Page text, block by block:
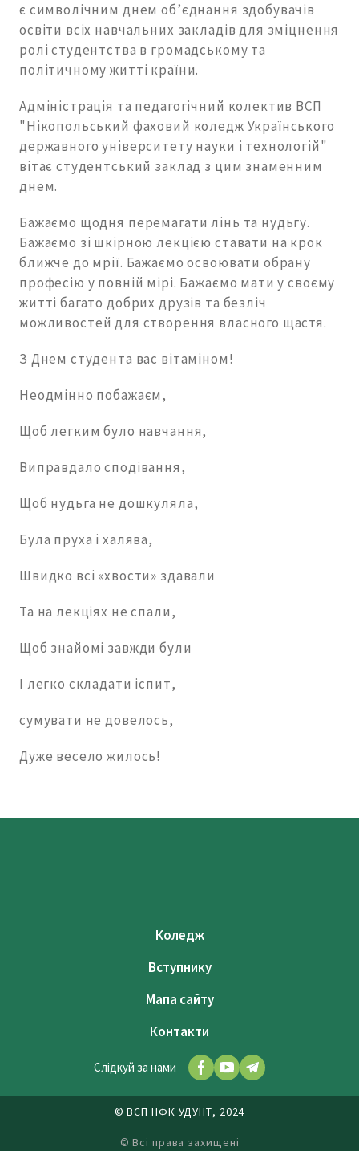
є символічним днем ​​об’єднання здобувачів
освіти всіх навчальних закладів для зміцнення
ролі студентства в громадському та
політичному житті країни.
Адміністрація та педагогічний колектив ВСП
"Нікопольський фаховий коледж Українського
державного університету науки і технологій"
вітає студентський заклад з цим знаменним
днем.
Бажаємо щодня перемагати лінь та нудьгу.
Бажаємо зі шкірною лекцією ставати на крок
ближче до мрії. Бажаємо освоювати обрану
професію у повній мірі. Бажаємо мати у своєму
житті багато добрих друзів та безліч
можливостей для створення власного щастя.
З Днем студента вас вітаміном!
Неодмінно побажаєм,
Щоб легким було навчання,
Виправдало сподівання,
Щоб нудьга не дошкуляла,
Була пруха і халява,
Швидко всі «хвости» здавали
Та на лекціях не спали,
Щоб знайомі завжди були
І легко складати іспит,
сумувати не довелось,
Дуже весело жилось!
Коледж
Вступнику
Мапа сайту
Контакти
Слідкуй за нами
© ВСП НФК УДУНТ, 2024
© Всі права захищені